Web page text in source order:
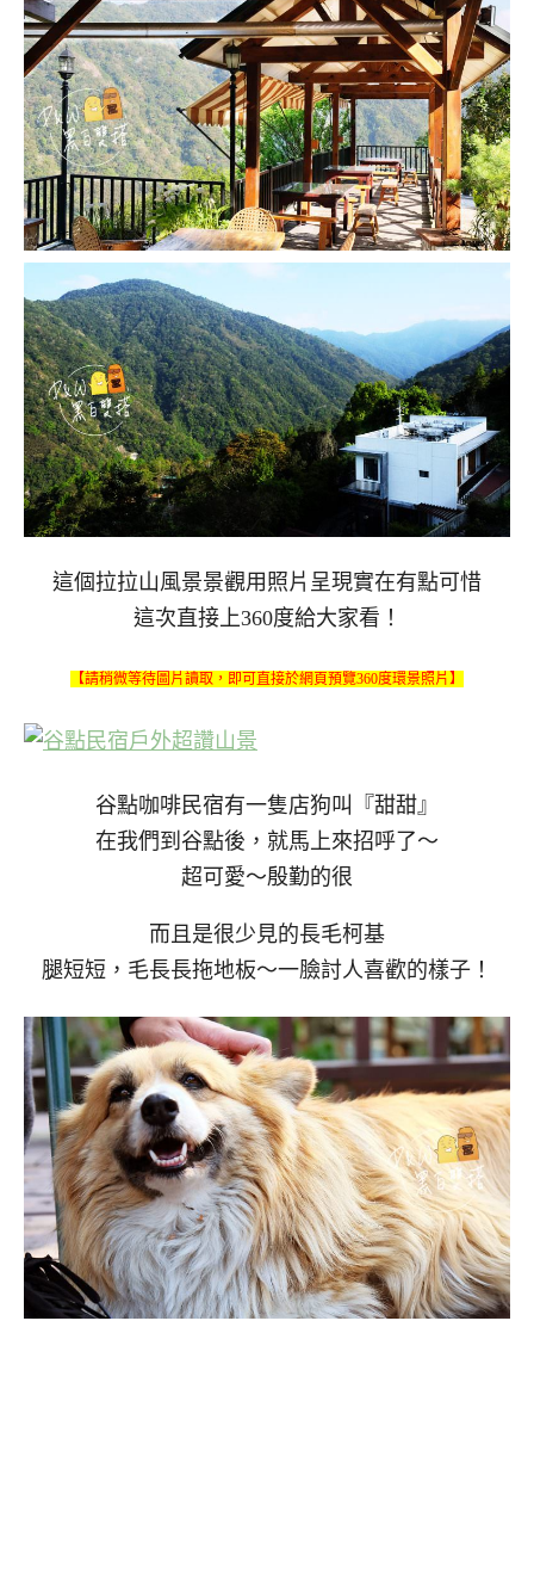
這個拉拉山風景景觀用照片呈現實在有點可惜
這次直接上360度給大家看！
【請稍微等待圖片讀取，即可直接於網頁預覽360度環景照片】
谷點咖啡民宿有一隻店狗叫『甜甜』
在我們到谷點後，就馬上來招呼了～
超可愛～殷勤的很
而且是很少見的長毛柯基
腿短短，毛長長拖地板～一臉討人喜歡的樣子！